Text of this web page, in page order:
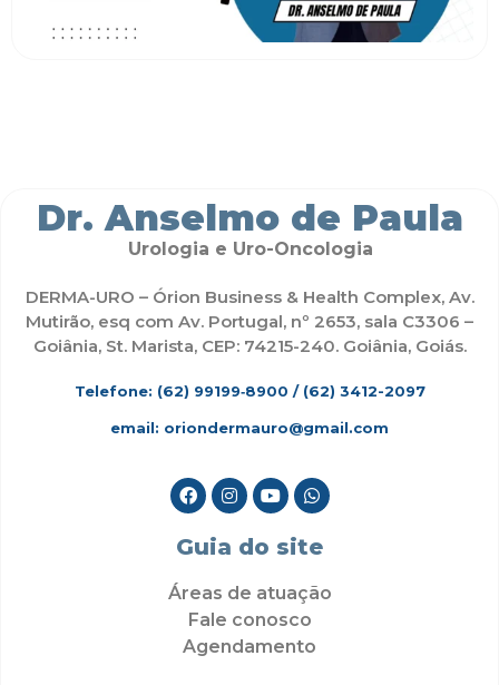
Dr. Anselmo de Paula
Urologia e Uro-Oncologia
DERMA-URO – Órion Business & Health Complex, Av.
Mutirão, esq com Av. Portugal, nº 2653, sala C3306 –
Goiânia, St. Marista, CEP: 74215-240. Goiânia, Goiás.
Telefone: (62) 99199‑8900 / (62) 3412-2097
email: oriondermauro@gmail.com
Guia do site
Áreas de atuação
Fale conosco
Agendamento